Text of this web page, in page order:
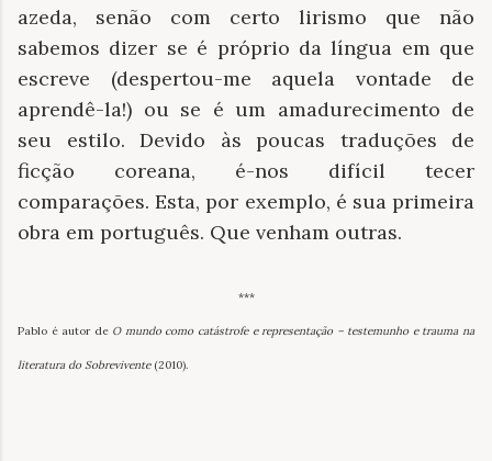
azeda, senão com certo lirismo que não
sabemos dizer se é próprio da língua em que
escreve (despertou-me aquela vontade de
aprendê-la!) ou se é um amadurecimento de
seu estilo. Devido às poucas traduções de
ficção coreana, é-nos difícil tecer
comparações. Esta, por exemplo, é sua primeira
obra em português. Que venham outras.
***
Pablo é autor de O mundo como catástrofe e representação – testemunho e trauma na
literatura do Sobrevivente (2010).